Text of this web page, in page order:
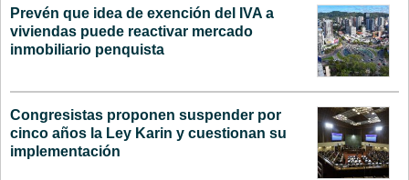
Prevén que idea de exención del IVA a
viviendas puede reactivar mercado
inmobiliario penquista
Congresistas proponen suspender por
cinco años la Ley Karin y cuestionan su
implementación